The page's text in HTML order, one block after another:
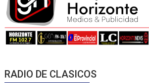
RADIO DE CLASICOS